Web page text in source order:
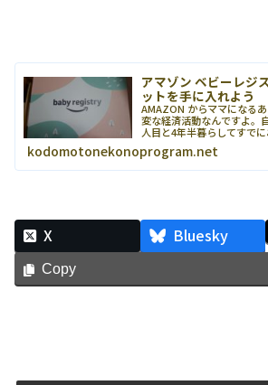
アマゾン ベビーレジ
ットを手に入れよう
AMAZON からママになる
変な経済活動なんですよ。
人目と4年半暮らしてすで
当様は、子供が寝っ転が
の頭で考えるよう仕上げる
kodomotonekonoprogram.net
X Bluesky
Copy